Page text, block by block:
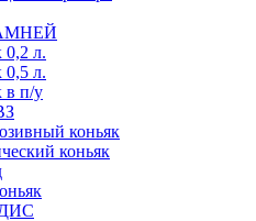
0,2 л.
0,5 л.
в п/у
коньяк
коньяк